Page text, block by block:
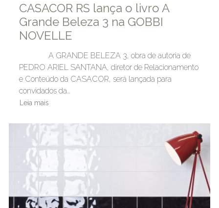
CASACOR RS lança o livro A
Grande Beleza 3 na GOBBI
NOVELLE
A GRANDE BELEZA 3, obra de autoria de
PEDRO ARIEL SANTANA, diretor de Relacionamento
e Conteúdo da CASACOR, será lançada para
convidados da…
Leia mais